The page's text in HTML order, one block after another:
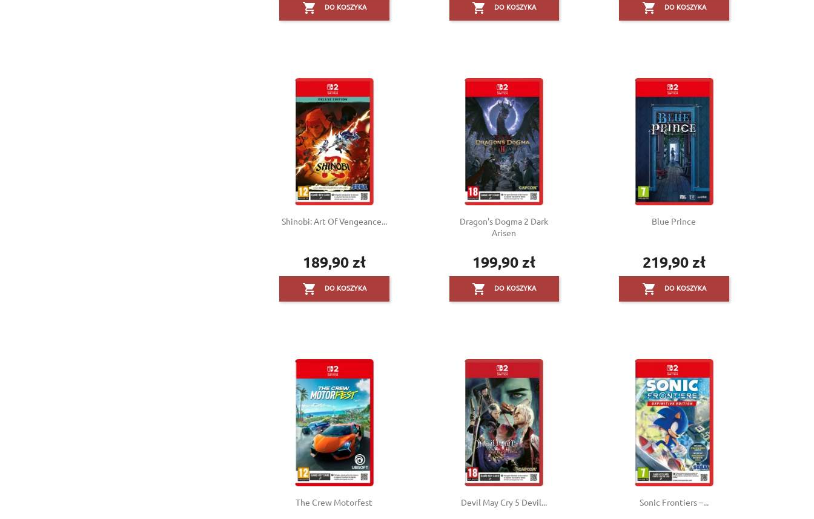
 DO KOSZYKA  DO KOSZYKA  DO KOSZYKA
Shinobi: Art Of Vengeance...
Cena
189,90 zł
 DO KOSZYKA
Dragon's Dogma 2 Dark
Arisen
Cena
199,90 zł
 DO KOSZYKA
Blue Prince
Cena
219,90 zł
 DO KOSZYKA
The Crew Motorfest Devil May Cry 5 Devil... Sonic Frontiers –...